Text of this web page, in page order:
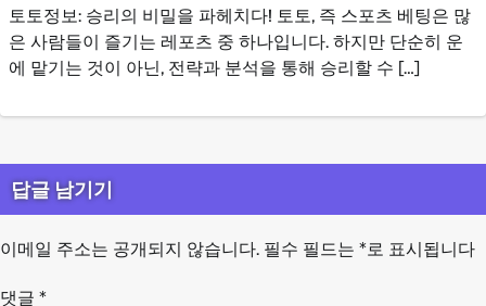
토토정보: 승리의 비밀을 파헤치다! 토토, 즉 스포츠 베팅은 많
은 사람들이 즐기는 레포츠 중 하나입니다. 하지만 단순히 운
에 맡기는 것이 아닌, 전략과 분석을 통해 승리할 수 […]
답글 남기기
이메일 주소는 공개되지 않습니다. 필수 필드는 *로 표시됩니다
댓글 *